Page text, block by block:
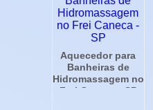
Aquecedor para
Banheiras de
Hidromassagem no
Frei Caneca - SP